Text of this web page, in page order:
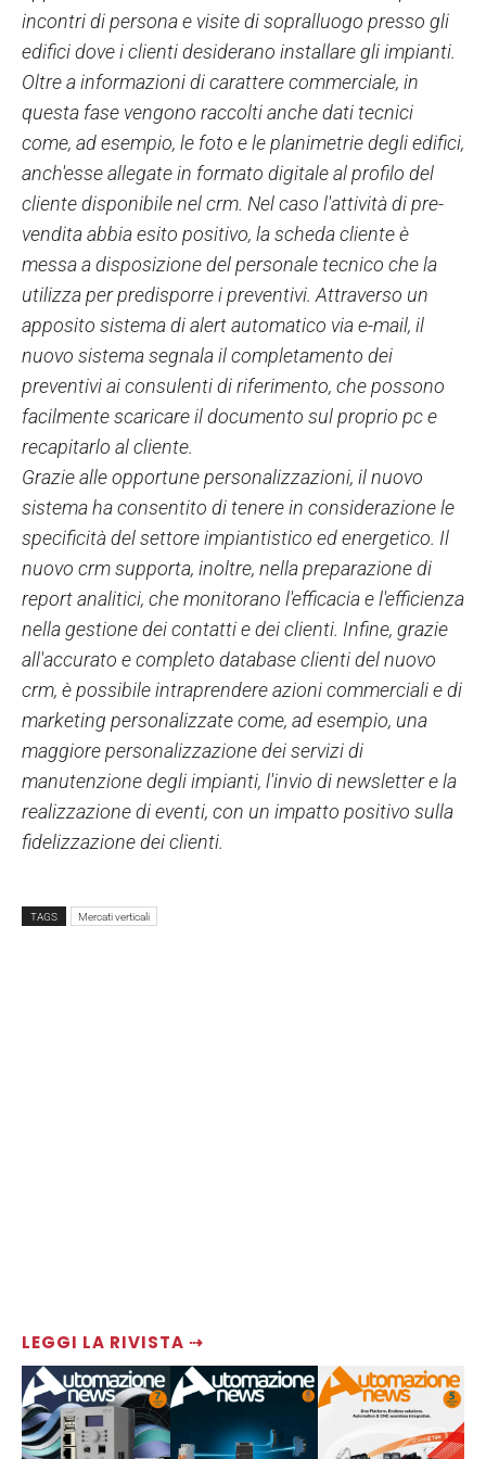
LEGGI LA RIVISTA ⇢
incontri di persona e visite di sopralluogo presso gli
edifici dove i clienti desiderano installare gli impianti.
Oltre a informazioni di carattere commerciale, in
questa fase vengono raccolti anche dati tecnici
come, ad esempio, le foto e le planimetrie degli edifici,
anch'esse allegate in formato digitale al profilo del
cliente disponibile nel crm. Nel caso l'attività di pre-
vendita abbia esito positivo, la scheda cliente è
messa a disposizione del personale tecnico che la
utilizza per predisporre i preventivi. Attraverso un
apposito sistema di alert automatico via e-mail, il
nuovo sistema segnala il completamento dei
preventivi ai consulenti di riferimento, che possono
facilmente scaricare il documento sul proprio pc e
recapitarlo al cliente.
Grazie alle opportune personalizzazioni, il nuovo
sistema ha consentito di tenere in considerazione le
specificità del settore impiantistico ed energetico. Il
nuovo crm supporta, inoltre, nella preparazione di
report analitici, che monitorano l'efficacia e l'efficienza
nella gestione dei contatti e dei clienti. Infine, grazie
all'accurato e completo database clienti del nuovo
crm, è possibile intraprendere azioni commerciali e di
marketing personalizzate come, ad esempio, una
maggiore personalizzazione dei servizi di
manutenzione degli impianti, l'invio di newsletter e la
realizzazione di eventi, con un impatto positivo sulla
fidelizzazione dei clienti.
TAGS Mercati verticali